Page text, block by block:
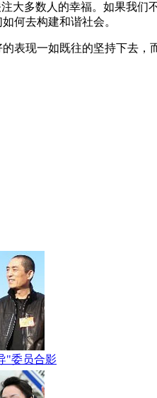
大多数人的幸福。如果我
何去构建和谐社会。
表现一如既往的坚持下去，
"委员合影